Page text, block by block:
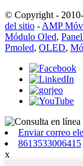
© Copyright - 2010-
del sitio - AMP
Módulo Oled,
Pmoled, OLED,
Enviar correo
8613533006415
x